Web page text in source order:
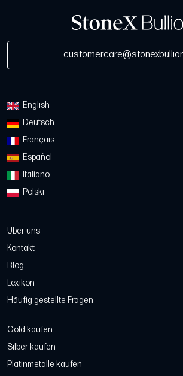
English
Deutsch
Français
Español
Italiano
Polski
Über uns
Kontakt
Blog
Lexikon
Häufig gestellte Fragen
Gold kaufen
Silber kaufen
Platinmetalle kaufen